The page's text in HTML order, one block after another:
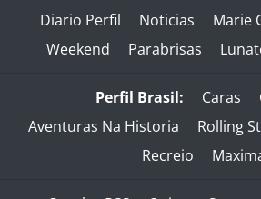
Diario Perfil Noticias Marie
Weekend
Parabrisas
Perfil Brasil: Caras
Aventuras Na Historia
Rolling
Recreio